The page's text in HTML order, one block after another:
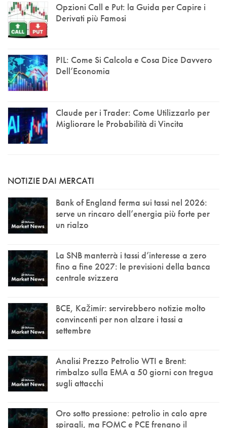
Opzioni Call e Put: la Guida per Capire i
Derivati più Famosi
PIL: Come Si Calcola e Cosa Dice Davvero
Dell’Economia
Claude per i Trader: Come Utilizzarlo per
Migliorare le Probabilità di Vincita
NOTIZIE DAI MERCATI
Bank of England ferma sui tassi nel 2026:
serve un rincaro dell’energia più forte per
un rialzo
La SNB manterrà i tassi d’interesse a zero
fino a fine 2027: le previsioni della banca
centrale svizzera
BCE, Kažimír: servirebbero notizie molto
convincenti per non alzare i tassi a
settembre
Analisi Prezzo Petrolio WTI e Brent:
rimbalzo sulla EMA a 50 giorni con tregua
sugli attacchi
Oro sotto pressione: petrolio in calo apre
spiragli, ma FOMC e PCE frenano il